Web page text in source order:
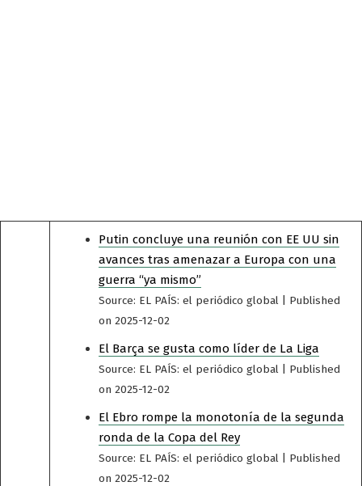
Putin concluye una reunión con EE UU sin
avances tras amenazar a Europa con una
guerra “ya mismo”
Source: EL PAÍS: el periódico global
Published
on 2025-12-02
El Barça se gusta como líder de La Liga
Source: EL PAÍS: el periódico global
Published
on 2025-12-02
El Ebro rompe la monotonía de la segunda
ronda de la Copa del Rey
Source: EL PAÍS: el periódico global
Published
on 2025-12-02